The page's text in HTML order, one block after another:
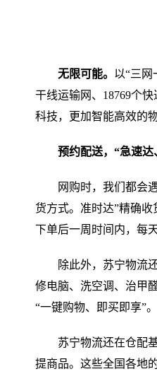
无限可能。 以“三网
干线运输网、18769个
科技，更加智能高效的
预约配送，“急速
网购时，我们都会
货方式。准时达”精确收
下单后一周时间内，每
除此外，苏宁物流
修电脑、洗空调、治甲
“一键购物、即买即享”。
苏宁物流还在仓配
提商品。这些全国各地